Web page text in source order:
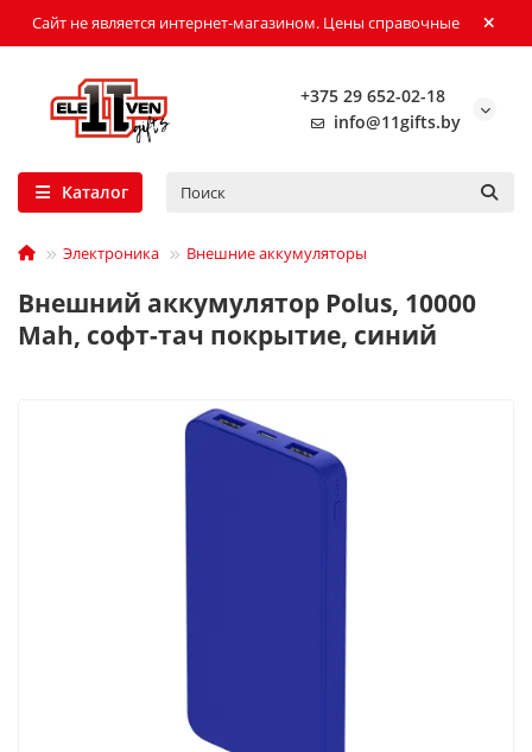
Сайт не является интернет-магазином. Цены справочные
+375 29 652-02-18
info@11gifts.by
Каталог
Электроника Внешние аккумуляторы
Внешний аккумулятор Polus, 10000
Mah, софт-тач покрытие, синий